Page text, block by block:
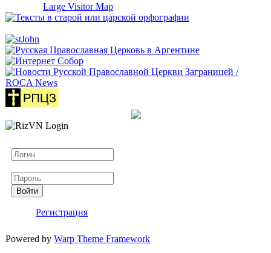
Large Visitor Map
Войти
Регистрация
Powered by Warp Theme Framework